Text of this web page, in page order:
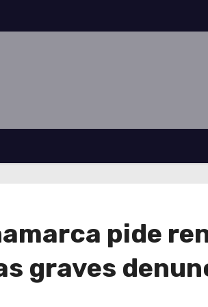
pide
graves